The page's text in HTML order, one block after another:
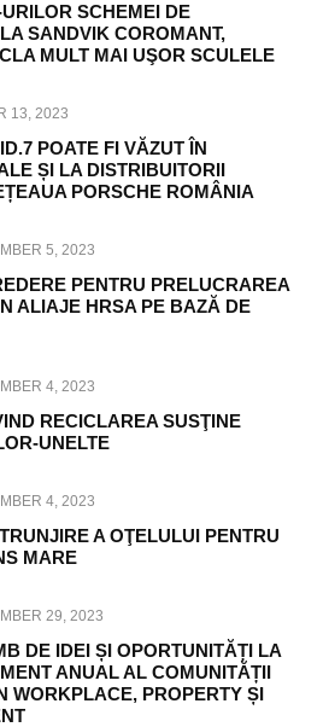
SCHEMEI DE
SANDVIK COROMANT,
MULT MAI UŞOR SCULELE
13, 2023
POATE FI VĂZUT ÎN
ȘI LA DISTRIBUITORII
PORSCHE ROMÂNIA
5, 2023
PENTRU PRELUCRAREA
ALIAJE HRSA PE BAZĂ DE
4, 2023
RECICLAREA SUSŢINE
UNELTE
4, 2023
A OŢELULUI PENTRU
MARE
29, 2023
DE IDEI ȘI OPORTUNITĂȚI LA
ANUAL AL COMUNITĂȚII
WORKPLACE, PROPERTY ȘI